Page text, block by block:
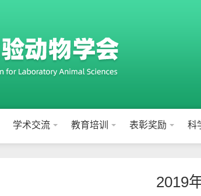
学术交流 教育培训 表彰奖励 科
2019